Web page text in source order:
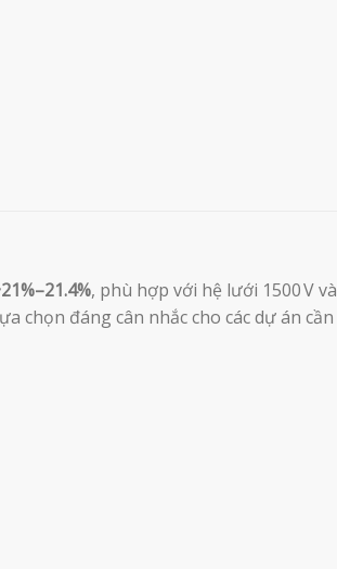
, phù hợp với hệ lưới 1500 V và
chọn đáng cân nhắc cho các dự án cần